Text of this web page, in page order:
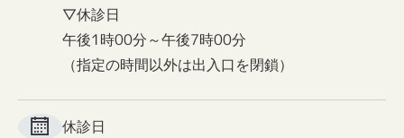
▽休診日
午後1時00分～午後7時00分
（指定の時間以外は出入口を閉鎖）
休診日